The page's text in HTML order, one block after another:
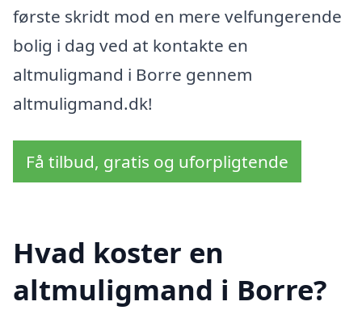
første skridt mod en mere velfungerende
bolig i dag ved at kontakte en
altmuligmand i Borre gennem
altmuligmand.dk!
Få tilbud, gratis og uforpligtende
Hvad koster en
altmuligmand i Borre?